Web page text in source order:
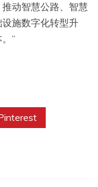
动智慧公路、智慧
施数字化转型升
”